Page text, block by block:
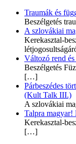
Traumák és
Beszélgetés
A szlovákiai
Kerekasztal-
Változó rend
Beszélgetés
[…]
Párbeszédes
(Kult Talk III.)
A szlovákiai
Talpra
Kerekasztal-
[…]